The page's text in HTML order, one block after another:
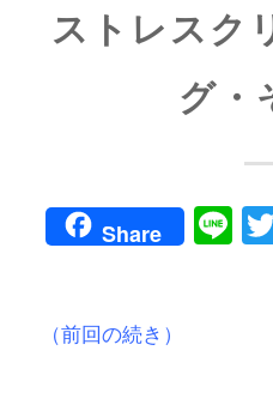
ストレスク
グ・
Share
（前回の続き）